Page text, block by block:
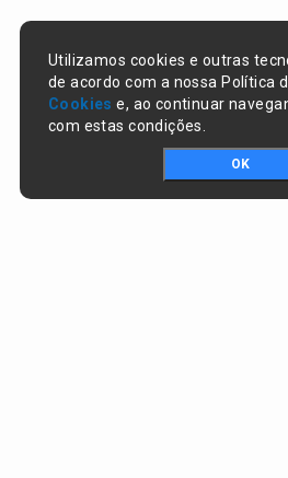
Utilizamos cookies e outras
de acordo com a nossa Política
Cookies e, ao continuar
com estas condições.
OK